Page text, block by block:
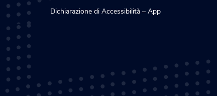
Dichiarazione di Accessibilità – App